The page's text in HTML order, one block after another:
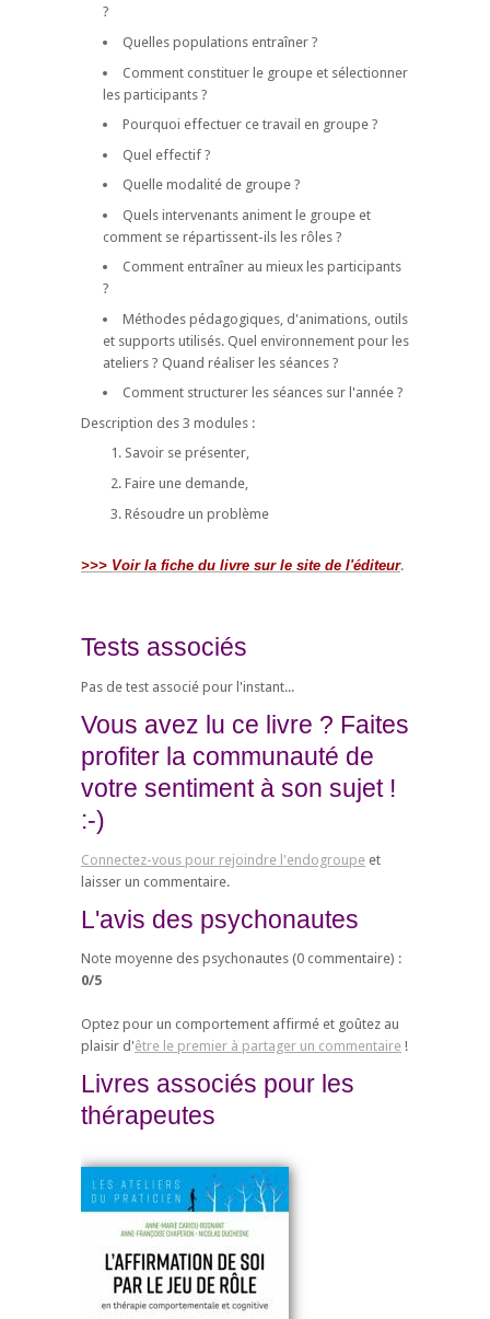
?
Quelles populations entraîner ?
Comment constituer le groupe et sélectionner
les participants ?
Pourquoi effectuer ce travail en groupe ?
Quel effectif ?
Quelle modalité de groupe ?
Quels intervenants animent le groupe et
comment se répartissent-ils les rôles ?
Comment entraîner au mieux les participants
?
Méthodes pédagogiques, d'animations, outils
et supports utilisés. Quel environnement pour les
ateliers ? Quand réaliser les séances ?
Comment structurer les séances sur l'année ?
Description des 3 modules :
Savoir se présenter,
Faire une demande,
Résoudre un problème
>>> Voir la fiche du livre sur le site de l'éditeur.
Tests associés
Pas de test associé pour l'instant...
Vous avez lu ce livre ? Faites
profiter la communauté de
votre sentiment à son sujet !
:-)
Connectez-vous pour rejoindre l'endogroupe et
laisser un commentaire.
L'avis des psychonautes
Note moyenne des psychonautes (0 commentaire) :
0/5
Optez pour un comportement affirmé et goûtez au
plaisir d'être le premier à partager un commentaire !
Livres associés pour les
thérapeutes